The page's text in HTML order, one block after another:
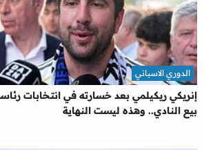
إنريكي ريكيلمي بعد خسارته في انتخابات
بيع النادي.. وهذه ليست النهاية
الدوري الاسباني